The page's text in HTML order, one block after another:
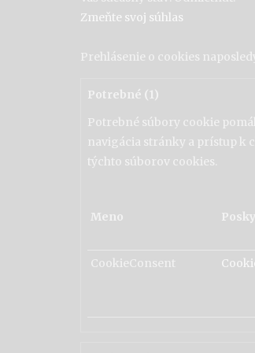
Zmeňte svoj ​​súhlas
Prehlásenie o cookies
Potrebné (1)
Potrebné súbory cookie
navigácia stránky a prístup k
týchto súborov cookies.
Meno
CookieConsent